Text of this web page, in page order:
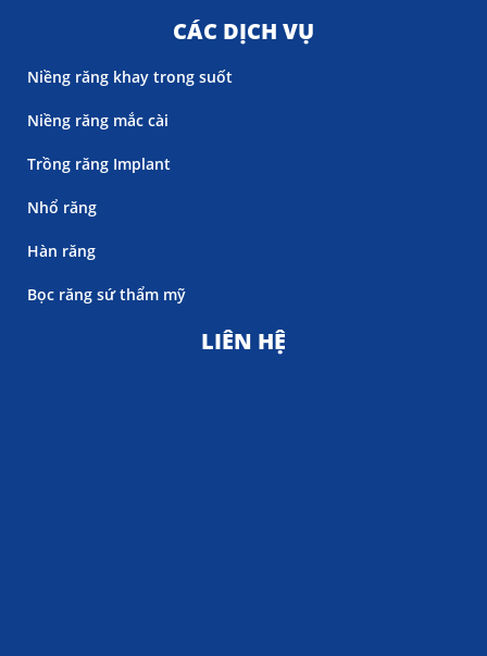
CÁC DỊCH VỤ
Niềng răng khay trong suốt
Niềng răng mắc cài
Trồng răng Implant
Nhổ răng
Hàn răng
Bọc răng sứ thẩm mỹ
LIÊN HỆ